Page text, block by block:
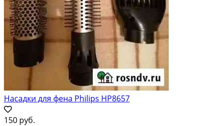
Насадки для фена Philips HP8657
150 руб.